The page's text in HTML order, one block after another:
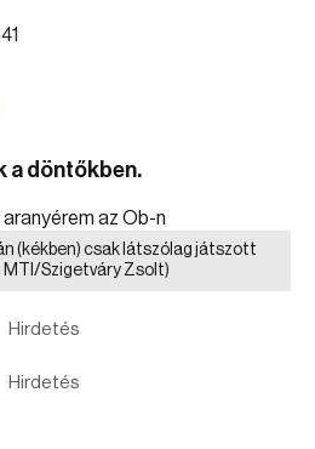
a döntőkben.
(kékben) csak látszólag játszott
MTI/Szigetváry Zsolt)
Hirdetés
Hirdetés